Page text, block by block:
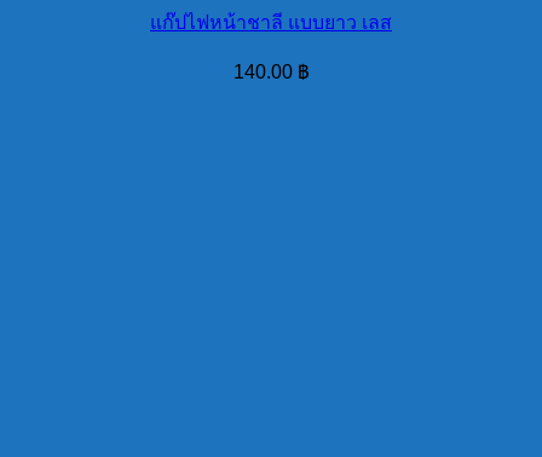
แก๊ปไฟหน้าชาลี แบบยาว เลส
140.00 ฿